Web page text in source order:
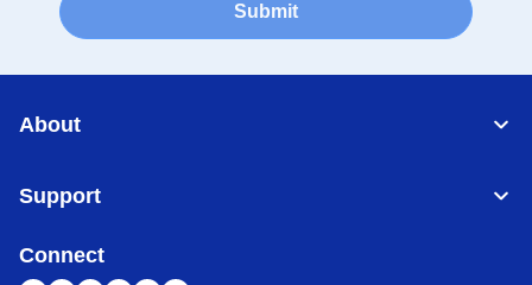
Submit
About
Support
Connect